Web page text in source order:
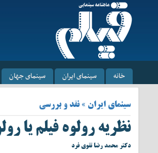
خانه سینمای ایران سینمای جهان
سینمای ایران » نقد و بررسی
نظریه رولوه فیلم یا
دکتر محمد رضا تقوی فرد